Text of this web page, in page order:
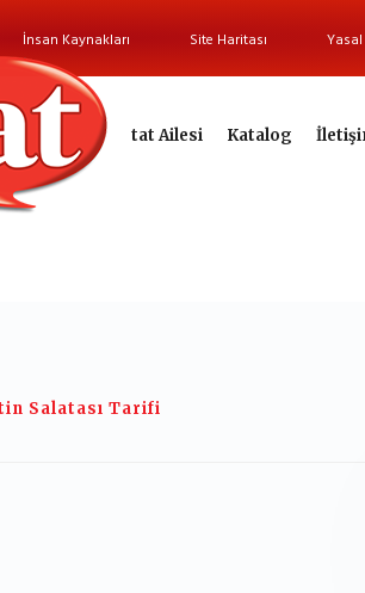
İnsan Kaynakları Site Haritası
tat Ailesi Katalog
Salatası Tarifi